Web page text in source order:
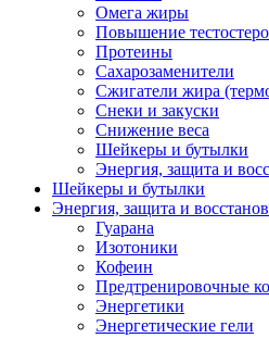
Омега жиры
Повышение
Протеины
Сахарозаменители
Сжигатели жира
Снеки и закуски
Снижение веса
Шейкеры и бутылки
Энергия, защита и
Шейкеры и бутылки
Энергия, защита и
Гуарана
Изотоники
Кофеин
Предтренировочные
Энергетики
Энергетические гели